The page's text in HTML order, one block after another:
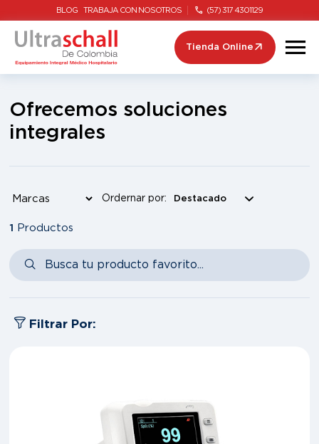
BLOG TRABAJA CON NOSOTROS (57) 317 4301129
Tienda Online
Ofrecemos soluciones
integrales
Ordernar por:
1 Productos
Filtrar Por: